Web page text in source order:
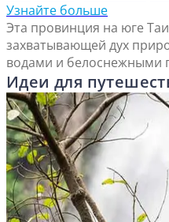
Узнайте больше
Эта провинция на юге
захватывающей дух
водами и белоснежными
Идеи для